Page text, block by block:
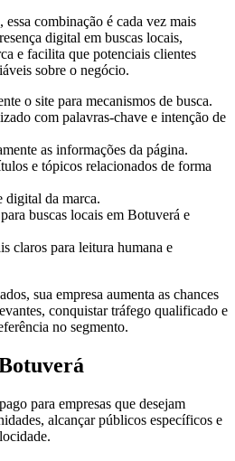
, essa combinação é cada vez mais
digital em buscas locais,
e facilita que potenciais clientes
sobre o negócio.
o site para mecanismos de busca.
com palavras-chave e intenção de
as informações da página.
e tópicos relacionados de forma
digital da marca.
buscas locais em Botuverá e
claros para leitura humana e
sua empresa aumenta as chances
conquistar tráfego qualificado e
no segmento.
para empresas que desejam
alcançar públicos específicos e